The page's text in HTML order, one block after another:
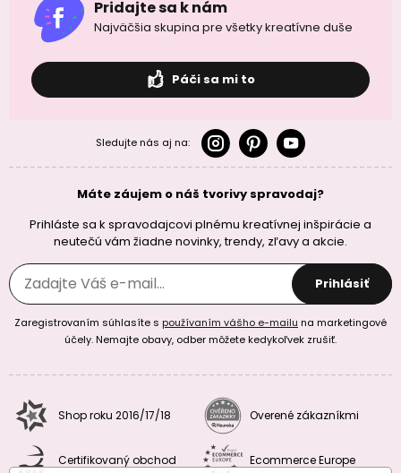
Pridajte sa k nám
Najväčšia skupina pre všetky kreatívne duše
Páči sa mi to
Sledujte nás aj na:
Máte záujem o náš tvorivy spravodaj?
Prihláste sa k spravodajcovi plnému kreatívnej inšpirácie a
neutečú vám žiadne novinky, trendy, zľavy a akcie.
Prihlásiť
Zaregistrovaním súhlasíte s používaním vášho e-mailu na marketingové
účely. Nemajte obavy, odber môžete kedykoľvek zrušiť.
Shop roku 2016/17/18 Overené zákazníkmi
Certifikovaný obchod Ecommerce Europe